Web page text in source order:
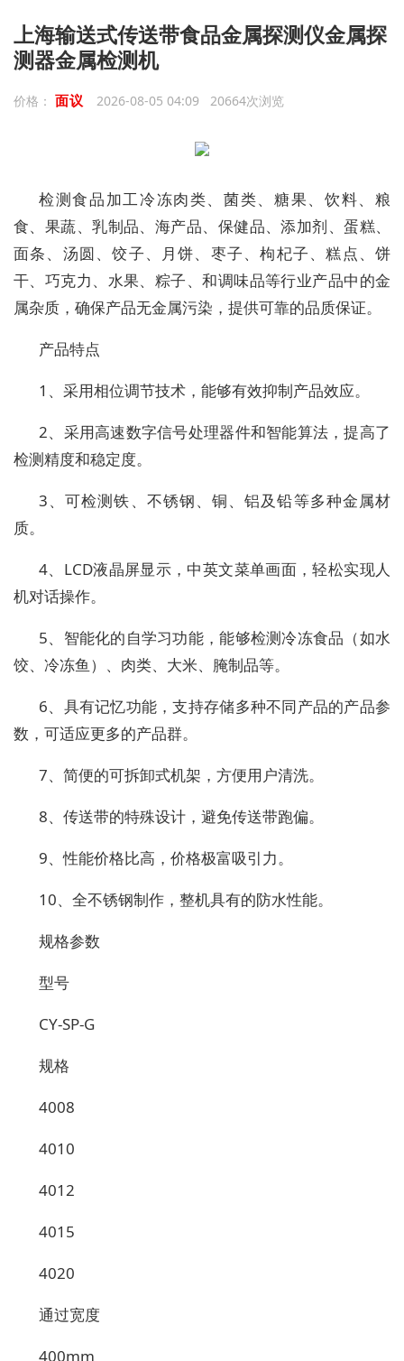
上海输送式传送带食品金属探测仪金属探
测器金属检测机
价格： 面议 2026-08-05 04:09 20664次浏览
检测食品加工冷冻肉类、菌类、糖果、饮料、粮
食、果蔬、乳制品、海产品、保健品、添加剂、蛋糕、
面条、汤圆、饺子、月饼、枣子、枸杞子、糕点、饼
干、巧克力、水果、粽子、和调味品等行业产品中的金
属杂质，确保产品无金属污染，提供可靠的品质保证。
产品特点
1、采用相位调节技术，能够有效抑制产品效应。
2、采用高速数字信号处理器件和智能算法，提高了
检测精度和稳定度。
3、可检测铁、不锈钢、铜、铝及铅等多种金属材
质。
4、LCD液晶屏显示，中英文菜单画面，轻松实现人
机对话操作。
5、智能化的自学习功能，能够检测冷冻食品（如水
饺、冷冻鱼）、肉类、大米、腌制品等。
6、具有记忆功能，支持存储多种不同产品的产品参
数，可适应更多的产品群。
7、简便的可拆卸式机架，方便用户清洗。
8、传送带的特殊设计，避免传送带跑偏。
9、性能价格比高，价格极富吸引力。
10、全不锈钢制作，整机具有的防水性能。
规格参数
型号
CY-SP-G
规格
4008
4010
4012
4015
4020
通过宽度
400mm